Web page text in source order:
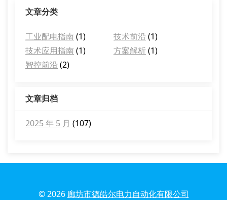
文章分类
工业配电指南(1) 技术前沿 (1)
技术应用指南(1) 方案解析(1)
智控前沿 (2)
文章归档
2025 年 5 月 (107)
© 2026 廊坊市德皓尔电力自动化有限公司